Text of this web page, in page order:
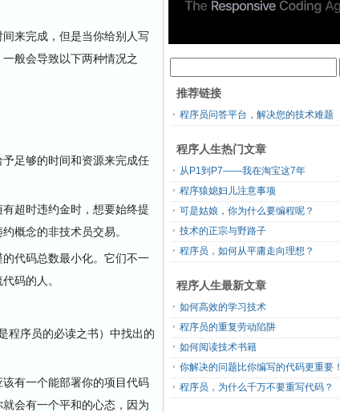
来完成，但是当你给别人写
般会导致以下两种情况之
足够的时间和资源来完成任
超时违约金时，想要始终提
概念的非技术员交易。
代码总数最小化。它们不一
码的人。
序员的必读之书）中找出的
有一个能部署你的项目代码
会有一个平和的心态，因为
推荐链接
程序员问答平台，解决您的技术难题
程序人生热门文章
从P1到P7——我在淘宝这7年
程序猿媳妇儿注意事项
可是姑娘，你为什么要编程呢？
技术的正宗与野路子
程序员，如何从平庸走向理想？
程序人生最新文章
如何高效的学习技术
程序员的重复劳动陷阱
如何阅读技术书籍
你解决的问题比你编写的代码更重要！
程序员，为什么千万不要重写代码？